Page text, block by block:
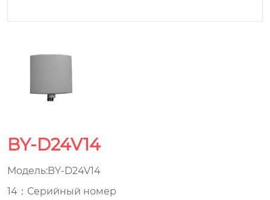
BY-D24V14
Модель:BY-D24V14
14：Серийный номер